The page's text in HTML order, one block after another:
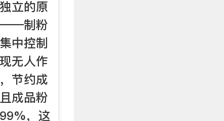
立的原
——制粉
中控制
无人作
节约成
成品粉
，这